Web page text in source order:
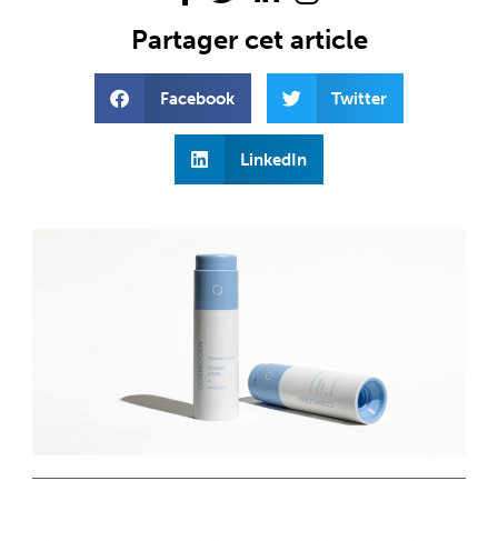
Partager cet article
Facebook Twitter
LinkedIn